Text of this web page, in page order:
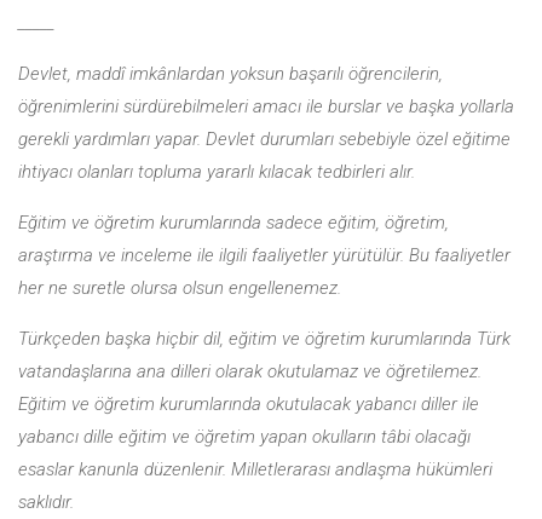
Devlet, maddî imkânlardan yoksun başarılı öğrencilerin,
öğrenimlerini sürdürebilmeleri amacı ile burslar ve başka yollarla
gerekli yardımları yapar. Devlet durumları sebebiyle özel eğitime
ihtiyacı olanları topluma yararlı kılacak tedbirleri alır.
Eğitim ve öğretim kurumlarında sadece eğitim, öğretim,
araştırma ve inceleme ile ilgili faaliyetler yürütülür. Bu faaliyetler
her ne suretle olursa olsun engellenemez.
Türkçeden başka hiçbir dil, eğitim ve öğretim kurumlarında Türk
vatan­daşlarına ana dilleri olarak okutulamaz ve öğretilemez.
Eğitim ve öğretim kurumlarında okutulacak yabancı diller ile
yabancı dille eğitim ve öğretim yapan okulların tâbi olacağı
esaslar kanunla düzenlenir. Milletlerarası and­laşma hükümleri
saklıdır.